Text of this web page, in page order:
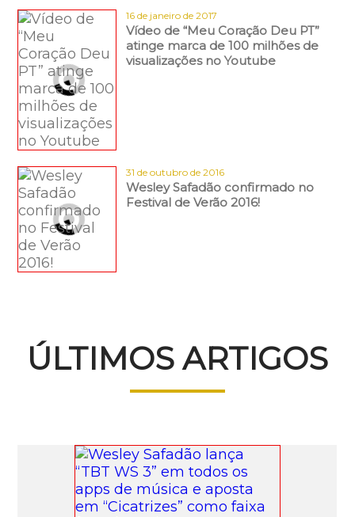
16 de janeiro de 2017
Vídeo de “Meu Coração Deu PT”
atinge marca de 100 milhões de
visualizações no Youtube
31 de outubro de 2016
Wesley Safadão confirmado no
Festival de Verão 2016!
ÚLTIMOS ARTIGOS